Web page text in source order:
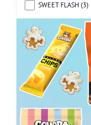
SWEET FLASH (3)